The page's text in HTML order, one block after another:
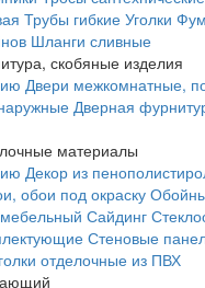
Трубы гибкие Уголки
Шланги сливные
скобяные изделия
Двери межкомнатные,
Дверная
материалы
Декор из
обои под окраску
Сайдинг
Стеновые
отделочные из ПВХ